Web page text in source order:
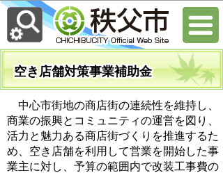
空き店舗対策事業補助金
中心市街地の商店街の連続性を維持し、
商業の振興とコミュニティの運営を図り、
活力と魅力ある商店街づくりを推進するた
め、空き店舗を利用して営業を開始した事
業主に対し、予算の範囲内で改装工事費の